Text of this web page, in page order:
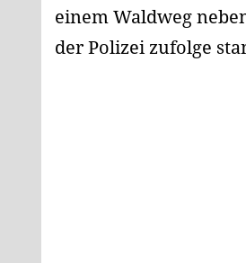
einem Waldweg
der Polizei zufolge